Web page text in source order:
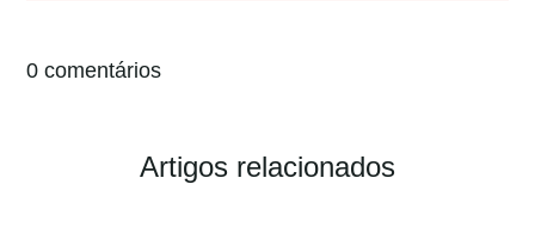
0 comentários
Artigos relacionados